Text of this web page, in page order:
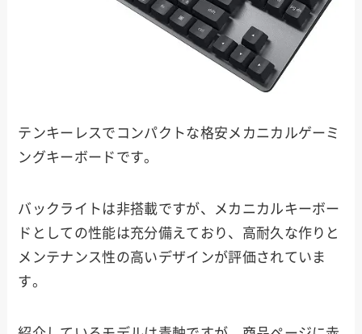
テンキーレスでコンパクトな格安メカニカルゲーミ
ングキーボードです。
バックライトは非搭載ですが、メカニカルキーボー
ドとしての性能は充分備えており、高耐久な作りと
メンテナンス性の高いデザインが評価されていま
す。